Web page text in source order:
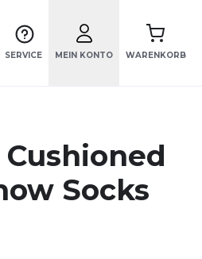
SERVICE MEIN KONTO WARENKORB
Socks